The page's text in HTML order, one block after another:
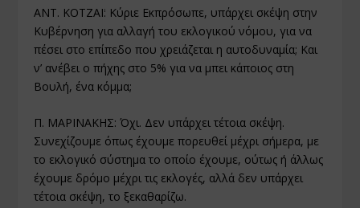
ΑΝΤ. ΚΟΤΖΑΪ: Κύριε Εκπρόσωπε, υπάρχει σκέψη στην
Κυβέρνηση για αλλαγή του εκλογικού νόμου, για να
πέσει στο επίπεδο που χρειάζεται η αυτοδυναμία; Και
ν’ ανέβει ο πήχης στο 5% για να μπει κάποιος στη
Βουλή, ένα κόμμα;
Π. ΜΑΡΙΝΑΚΗΣ: Όχι. Δεν υπάρχει τέτοια σκέψη.
Συνεχίζουμε όπως έχουμε πορευθεί μέχρι σήμερα, με
το εκλογικό σύστημα το οποίο έχουμε, ούτως ή άλλως
έχουμε δρόμο μέχρι τις εκλογές, αλλά δεν υπάρχει
τέτοια σκέψη, το ξεκαθαρίζω.